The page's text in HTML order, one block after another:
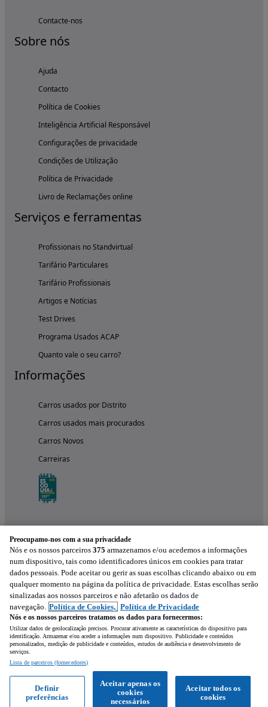
Ligar WhatsApp
Contacte-nos
Sobre nós
Ajuda
Contacto
Política de Cookies
Inteligência Artificial Responsável
Configurações de privacidade
Condições de Utilização
Política de Privacidade
Livro de Reclamações online
Serviços e ferramentas
Profissionais no Standvirtual
Tarifário Particulares
Tarifário Profissionais
Artigos e Notícias
Test Drives
Programa Usados ACAP
Quanto vale o seu carro?
Informações
Carros usados por Distrito
Carros usados mais procurados
Carros Novos
Carreiras
Experimenta a aplicação
Preocupamo-nos com a sua privacidade
Nós e os nossos parceiros 375 armazenamos e/ou acedemos a informações
num dispositivo, tais como identificadores únicos em cookies para tratar
dados pessoais. Pode aceitar ou gerir as suas escolhas clicando abaixo ou em
qualquer momento na página da política de privacidade. Estas escolhas serão
sinalizadas aos nossos parceiros e não afetarão os dados de
navegação. Política de Cookies, Política de Privacidade
Nós e os nossos parceiros tratamos os dados para fornecermos:
Utilizar dados de geolocalização precisos. Procurar ativamente as características do dispositivo para
identificação. Armazenar e/ou aceder a informações num dispositivo. Publicidade e conteúdos
personalizados, medição de publicidade e conteúdos, estudos de audiência e desenvolvimento de
serviços.
Lista de parceiros (fornecedores)
Aceitar todos os
cookies
Aceitar apenas os
cookies
necessários
Definir
preferências